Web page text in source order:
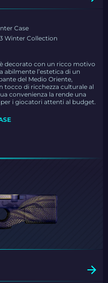
Case
Winter Collection
decorato con un ricco motivo
abilmente l’estetica di un
del Medio Oriente,
tocco di ricchezza culturale al
convenienza la rende una
i giocatori attenti al budget.